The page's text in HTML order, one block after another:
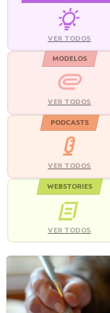
VER TODOS
MODELOS
VER TODOS
PODCASTS
VER TODOS
WEBSTORIES
VER TODOS